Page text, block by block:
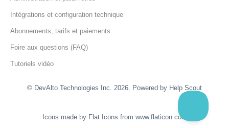
Intégrations et configuration technique
Abonnements, tarifs et paiements
Foire aux questions (FAQ)
Tutoriels vidéo
© DevAlto Technologies Inc. 2026. Powered by Help Scout
Icons made by Flat Icons from www.flaticon.com